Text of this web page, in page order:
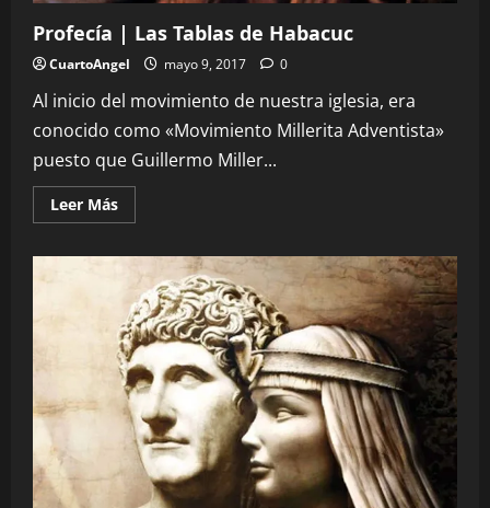
Profecía | Las Tablas de Habacuc
CuartoAngel mayo 9, 2017 0
Al inicio del movimiento de nuestra iglesia, era
conocido como «Movimiento Millerita Adventista»
puesto que Guillermo Miller...
Leer MásLeer
más
Profecía
Las
Tablas
de
Habacuc